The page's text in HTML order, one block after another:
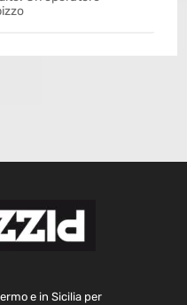
e in Sicilia per